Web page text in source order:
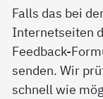
Falls das bei
Internetseiten
Feedback-
senden. Wir
schnell wie